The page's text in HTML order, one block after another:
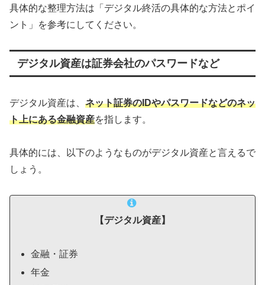
具体的な整理方法は「デジタル終活の具体的な方法とポイ
ント」を参考にしてください。
デジタル資産は証券会社のパスワードなど
デジタル資産は、 ネット証券のIDやパスワードなどのネッ
ト上にある金融資産を指します。
具体的には、以下のようなものがデジタル資産と言えるで
しょう。
【デジタル資産】
金融・証券
年金